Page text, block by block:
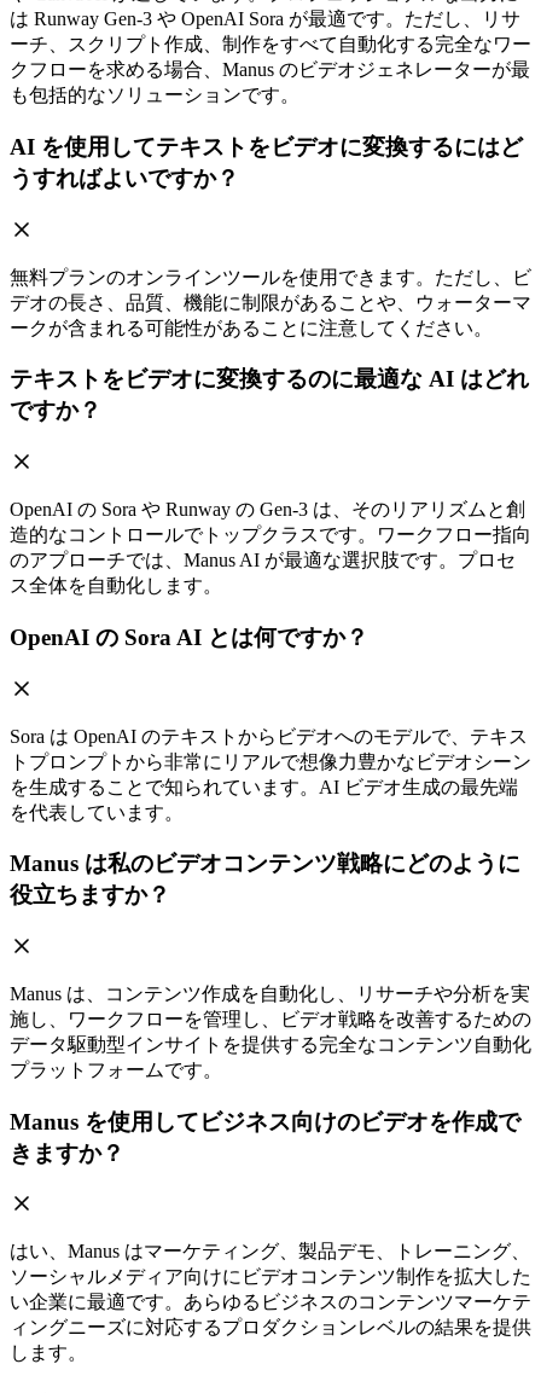
は Runway Gen-3 や OpenAI Sora が最適です。ただし、リサ
ーチ、スクリプト作成、制作をすべて自動化する完全なワー
クフローを求める場合、Manus のビデオジェネレーターが最
も包括的なソリューションです。
AI を使用してテキストをビデオに変換するにはど
うすればよいですか？
無料プランのオンラインツールを使用できます。ただし、ビ
デオの長さ、品質、機能に制限があることや、ウォーターマ
ークが含まれる可能性があることに注意してください。
テキストをビデオに変換するのに最適な AI はどれ
ですか？
OpenAI の Sora や Runway の Gen-3 は、そのリアリズムと創
造的なコントロールでトップクラスです。ワークフロー指向
のアプローチでは、Manus AI が最適な選択肢です。プロセ
ス全体を自動化します。
OpenAI の Sora AI とは何ですか？
Sora は OpenAI のテキストからビデオへのモデルで、テキス
トプロンプトから非常にリアルで想像力豊かなビデオシーン
を生成することで知られています。AI ビデオ生成の最先端
を代表しています。
Manus は私のビデオコンテンツ戦略にどのように
役立ちますか？
Manus は、コンテンツ作成を自動化し、リサーチや分析を実
施し、ワークフローを管理し、ビデオ戦略を改善するための
データ駆動型インサイトを提供する完全なコンテンツ自動化
プラットフォームです。
Manus を使用してビジネス向けのビデオを作成で
きますか？
はい、Manus はマーケティング、製品デモ、トレーニング、
ソーシャルメディア向けにビデオコンテンツ制作を拡大した
い企業に最適です。あらゆるビジネスのコンテンツマーケテ
ィングニーズに対応するプロダクションレベルの結果を提供
します。